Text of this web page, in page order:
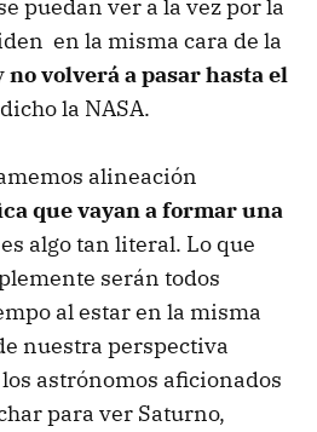
puedan ver a la vez por la
en la misma cara de la
no volverá a pasar hasta el
la NASA.
alineación
que vayan a formar una
algo tan literal. Lo que
serán todos
al estar en la misma
nuestra perspectiva
astrónomos aficionados
para ver Saturno,